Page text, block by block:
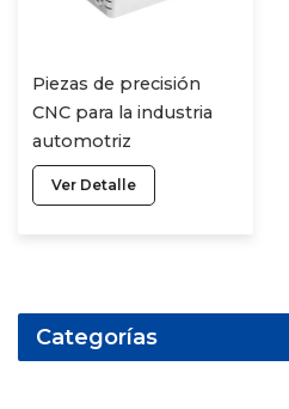
Piezas de precisión
CNC para la industria
automotriz
Ver Detalle
Categorías